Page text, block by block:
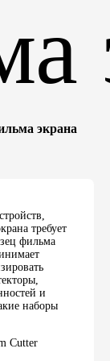
экрана
требует
фильма
и
наборы